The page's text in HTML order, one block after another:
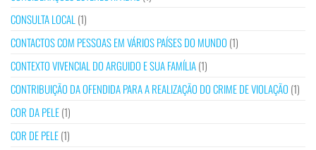
CONSULTA LOCAL (1)
CONTACTOS COM PESSOAS EM VÁRIOS PAÍSES DO MUNDO (1)
CONTEXTO VIVENCIAL DO ARGUIDO E SUA FAMÍLIA(1)
CONTRIBUIÇÃO DA OFENDIDA PARA A REALIZAÇÃO DO CRIME DE VIOLAÇÃO (1)
COR DA PELE(1)
COR DE PELE(1)